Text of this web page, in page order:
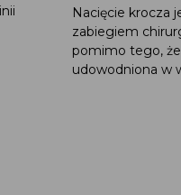
Nacięcie krocza
zabiegiem
pomimo tego,
udowodniona w